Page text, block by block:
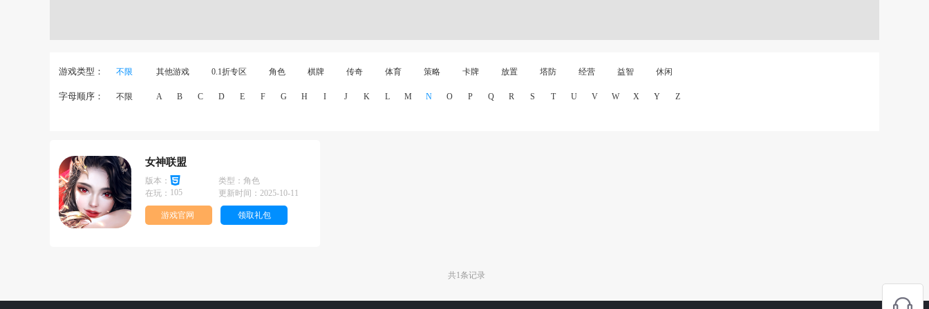
游戏类型： 不限 其他游戏 0.1折专区 角色 棋牌 传奇 体育 策略 卡牌 放置 塔防 经营 益智 休闲
字母顺序： 不限 A B C D E F G H I J K L M N O P Q R S T U V W X Y Z
女神联盟
版本： 类型： 角色
在玩： 105 更新时间： 2025-10-11
游戏官网 领取礼包
共1条记录